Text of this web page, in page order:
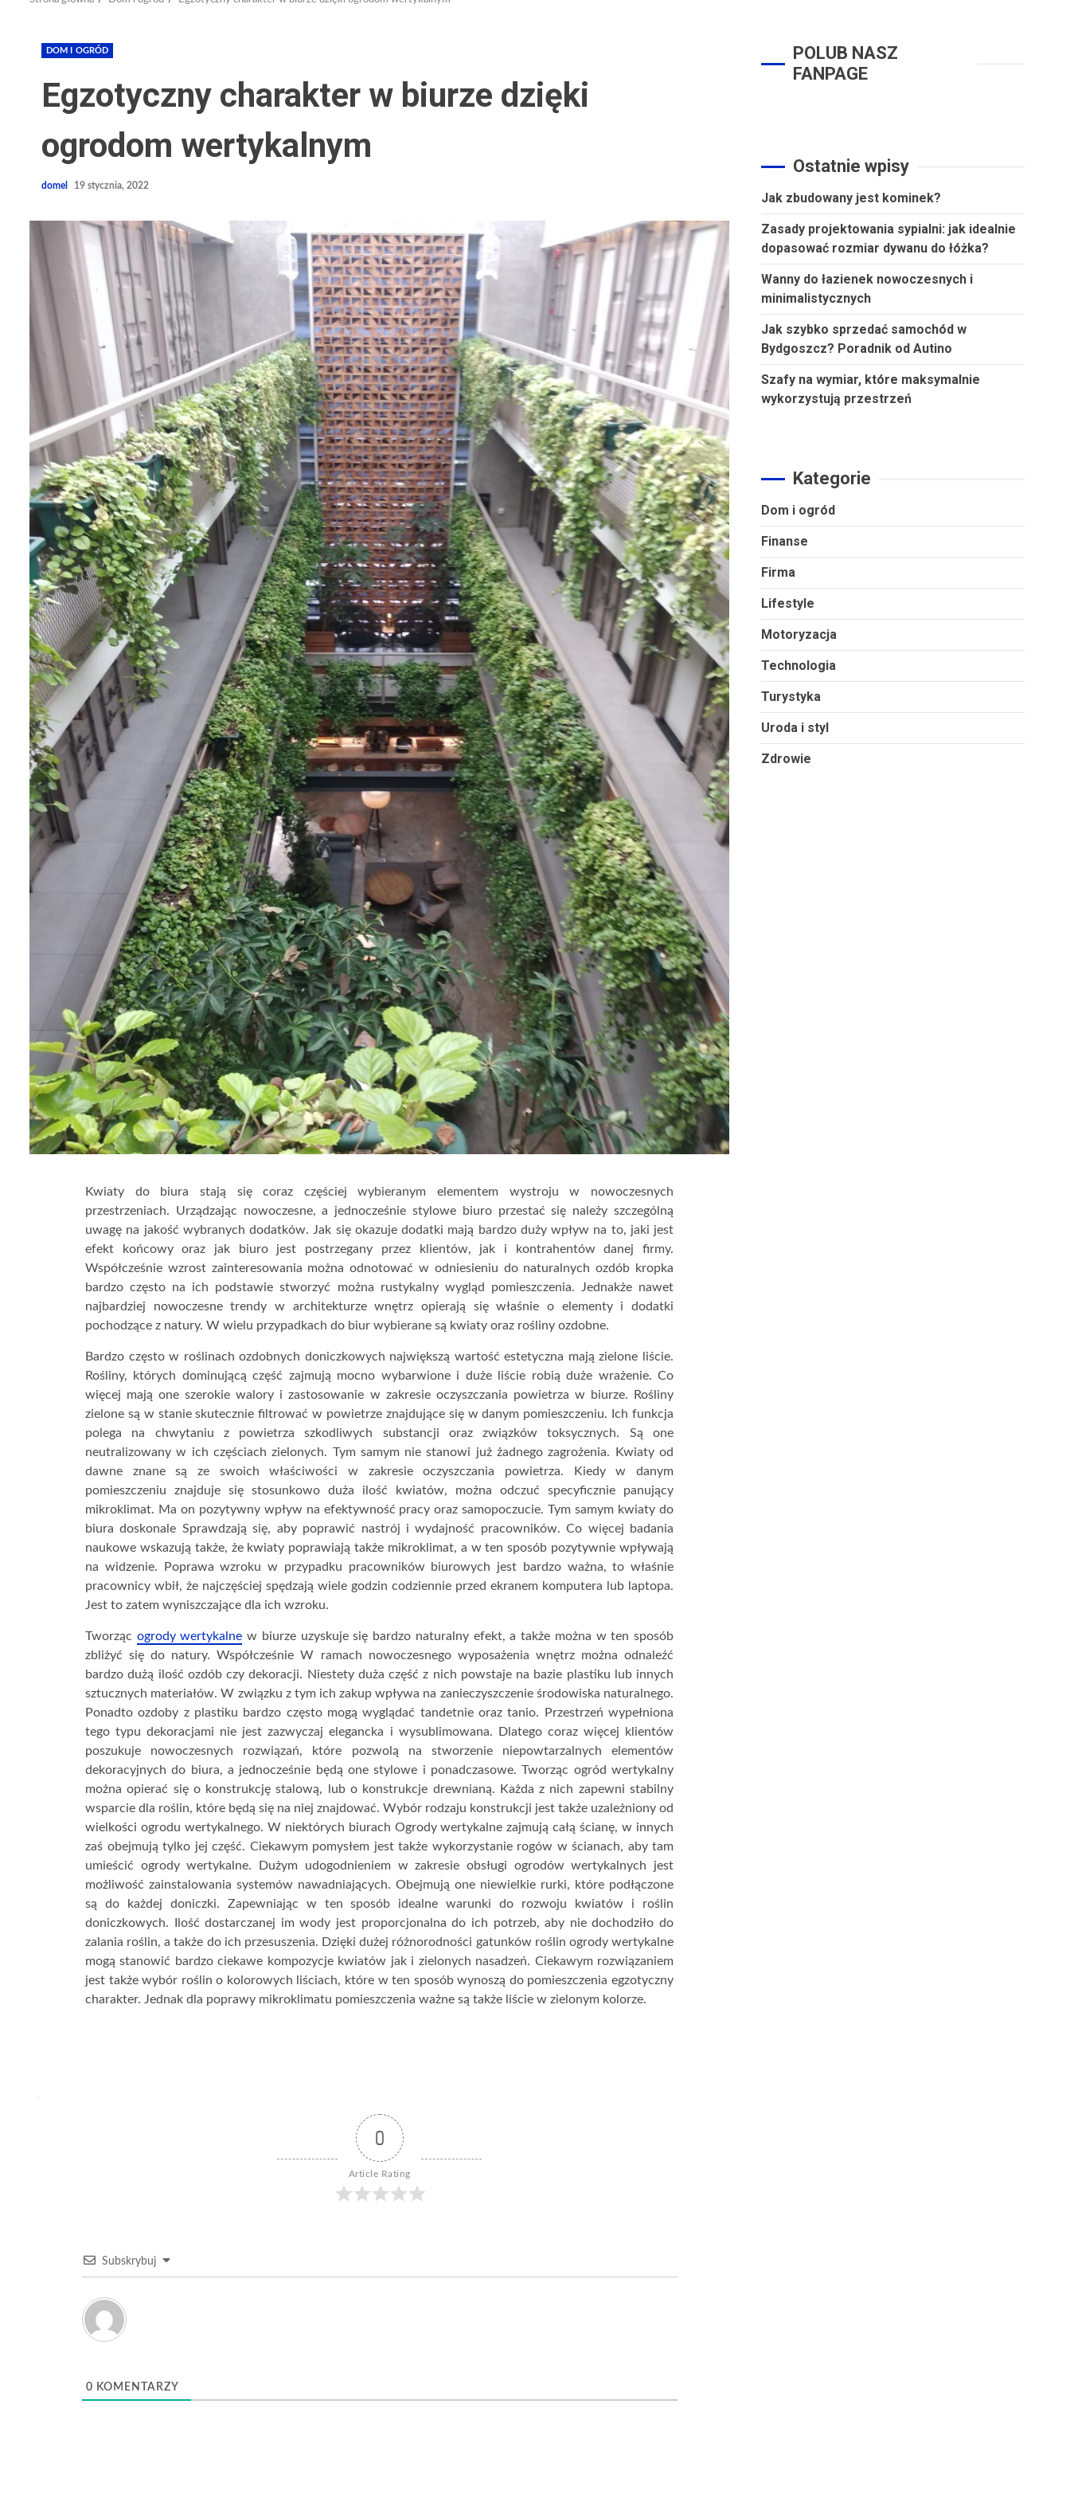
DOM I OGRÓD
Egzotyczny charakter w biurze dzięki
ogrodom wertykalnym
domel 19 stycznia, 2022
Kwiaty do biura stają się coraz częściej wybieranym elementem wystroju w nowoczesnych
przestrzeniach. Urządzając nowoczesne, a jednocześnie stylowe biuro przestać się należy szczególną
uwagę na jakość wybranych dodatków. Jak się okazuje dodatki mają bardzo duży wpływ na to, jaki jest
efekt końcowy oraz jak biuro jest postrzegany przez klientów, jak i kontrahentów danej firmy.
Współcześnie wzrost zainteresowania można odnotować w odniesieniu do naturalnych ozdób kropka
bardzo często na ich podstawie stworzyć można rustykalny wygląd pomieszczenia. Jednakże nawet
najbardziej nowoczesne trendy w architekturze wnętrz opierają się właśnie o elementy i dodatki
pochodzące z natury. W wielu przypadkach do biur wybierane są kwiaty oraz rośliny ozdobne.
Bardzo często w roślinach ozdobnych doniczkowych największą wartość estetyczna mają zielone liście.
Rośliny, których dominującą część zajmują mocno wybarwione i duże liście robią duże wrażenie. Co
więcej mają one szerokie walory i zastosowanie w zakresie oczyszczania powietrza w biurze. Rośliny
zielone są w stanie skutecznie filtrować w powietrze znajdujące się w danym pomieszczeniu. Ich funkcja
polega na chwytaniu z powietrza szkodliwych substancji oraz związków toksycznych. Są one
neutralizowany w ich częściach zielonych. Tym samym nie stanowi już żadnego zagrożenia. Kwiaty od
dawne znane są ze swoich właściwości w zakresie oczyszczania powietrza. Kiedy w danym
pomieszczeniu znajduje się stosunkowo duża ilość kwiatów, można odczuć specyficznie panujący
mikroklimat. Ma on pozytywny wpływ na efektywność pracy oraz samopoczucie. Tym samym kwiaty do
biura doskonale Sprawdzają się, aby poprawić nastrój i wydajność pracowników. Co więcej badania
naukowe wskazują także, że kwiaty poprawiają także mikroklimat, a w ten sposób pozytywnie wpływają
na widzenie. Poprawa wzroku w przypadku pracowników biurowych jest bardzo ważna, to właśnie
pracownicy wbił, że najczęściej spędzają wiele godzin codziennie przed ekranem komputera lub laptopa.
Jest to zatem wyniszczające dla ich wzroku.
Tworząc ogrody wertykalne w biurze uzyskuje się bardzo naturalny efekt, a także można w ten sposób
zbliżyć się do natury. Współcześnie W ramach nowoczesnego wyposażenia wnętrz można odnaleźć
bardzo dużą ilość ozdób czy dekoracji. Niestety duża część z nich powstaje na bazie plastiku lub innych
sztucznych materiałów. W związku z tym ich zakup wpływa na zanieczyszczenie środowiska naturalnego.
Ponadto ozdoby z plastiku bardzo często mogą wyglądać tandetnie oraz tanio. Przestrzeń wypełniona
tego typu dekoracjami nie jest zazwyczaj elegancka i wysublimowana. Dlatego coraz więcej klientów
poszukuje nowoczesnych rozwiązań, które pozwolą na stworzenie niepowtarzalnych elementów
dekoracyjnych do biura, a jednocześnie będą one stylowe i ponadczasowe. Tworząc ogród wertykalny
można opierać się o konstrukcję stalową, lub o konstrukcje drewnianą. Każda z nich zapewni stabilny
wsparcie dla roślin, które będą się na niej znajdować. Wybór rodzaju konstrukcji jest także uzależniony od
wielkości ogrodu wertykalnego. W niektórych biurach Ogrody wertykalne zajmują całą ścianę, w innych
zaś obejmują tylko jej część. Ciekawym pomysłem jest także wykorzystanie rogów w ścianach, aby tam
umieścić ogrody wertykalne. Dużym udogodnieniem w zakresie obsługi ogrodów wertykalnych jest
możliwość zainstalowania systemów nawadniających. Obejmują one niewielkie rurki, które podłączone
są do każdej doniczki. Zapewniając w ten sposób idealne warunki do rozwoju kwiatów i roślin
doniczkowych. Ilość dostarczanej im wody jest proporcjonalna do ich potrzeb, aby nie dochodziło do
zalania roślin, a także do ich przesuszenia. Dzięki dużej różnorodności gatunków roślin ogrody wertykalne
mogą stanowić bardzo ciekawe kompozycje kwiatów jak i zielonych nasadzeń. Ciekawym rozwiązaniem
jest także wybór roślin o kolorowych liściach, które w ten sposób wynoszą do pomieszczenia egzotyczny
charakter. Jednak dla poprawy mikroklimatu pomieszczenia ważne są także liście w zielonym kolorze.
0
Article Rating
Subskrybuj
0 KOMENTARZY
POLUB NASZ
FANPAGE
Ostatnie wpisy
Jak zbudowany jest kominek?
Zasady projektowania sypialni: jak idealnie
dopasować rozmiar dywanu do łóżka?
Wanny do łazienek nowoczesnych i
minimalistycznych
Jak szybko sprzedać samochód w
Bydgoszcz? Poradnik od Autino
Szafy na wymiar, które maksymalnie
wykorzystują przestrzeń
Kategorie
Dom i ogród
Finanse
Firma
Lifestyle
Motoryzacja
Technologia
Turystyka
Uroda i styl
Zdrowie